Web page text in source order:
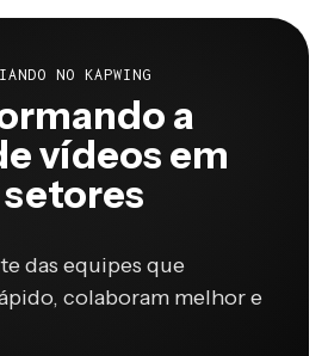
NO KAPWING
a
vídeos em
das equipes que
colaboram melhor e